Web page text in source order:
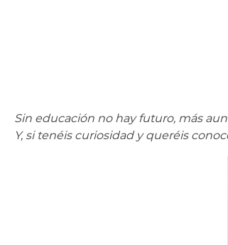
Sin educación no hay futuro, más
Y, si tenéis curiosidad y queréis